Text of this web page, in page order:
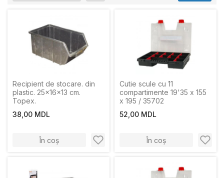
Recipient de stocare. din
plastic. 25x16x13 cm.
Topex.
38,00 MDL
În coș
Cutie scule cu 11
compartimente 19'35 x 155
x 195 / 35702
52,00 MDL
În coș